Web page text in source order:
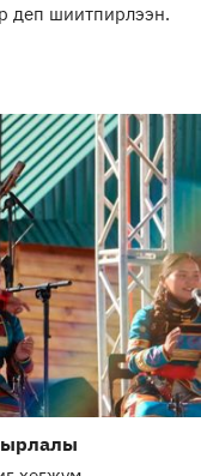
деп шиитпирлээн.